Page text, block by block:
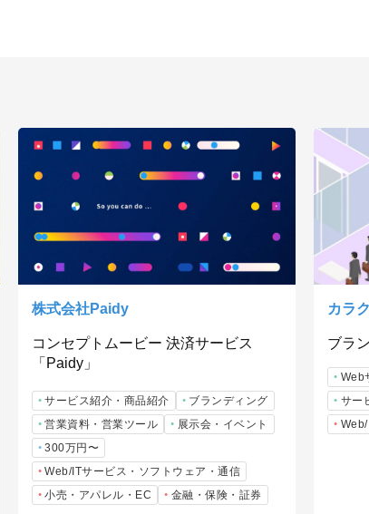
株式会社Paidy
コンセプトムービー 決済サービス
「Paidy」
サービス紹介・商品紹介
ブランディング
営業資料・営業ツール
展示会・イベント
300万円〜
Web/ITサービス・ソフトウェア・通信
小売・アパレル・EC
金融・保険・証券
カラ
ブラ
Web
サー